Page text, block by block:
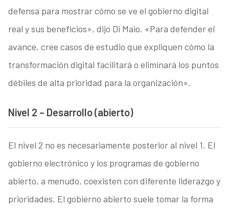
defensa para mostrar cómo se ve el gobierno digital
real y sus beneficios», dijo Di Maio. «Para defender el
avance, cree casos de estudio que expliquen cómo la
transformación digital facilitará o eliminará los puntos
débiles de alta prioridad para la organización».
Nivel 2 – Desarrollo (abierto)
El nivel 2 no es necesariamente posterior al nivel 1. El
gobierno electrónico y los programas de gobierno
abierto, a menudo, coexisten con diferente liderazgo y
prioridades. El gobierno abierto suele tomar la forma